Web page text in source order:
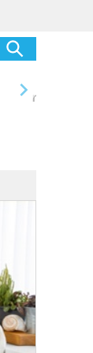
chevron_right